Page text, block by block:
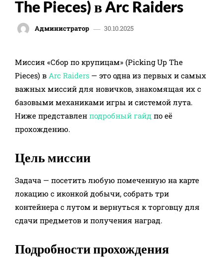
The Pieces) в Arc Raiders
Администратор 30.10.2025
Миссия «Сбор по крупицам» (Picking Up The
Pieces) в Arc Raiders — это одна из первых и самых
важных миссий для новичков, знакомящая их с
базовыми механиками игры и системой лута.
Ниже представлен подробный гайд по её
прохождению.
Цель миссии
Задача — посетить любую помеченную на карте
локацию с иконкой добычи, собрать три
контейнера с лутом и вернуться к торговцу для
сдачи предметов и получения наград.
Подробности прохождения